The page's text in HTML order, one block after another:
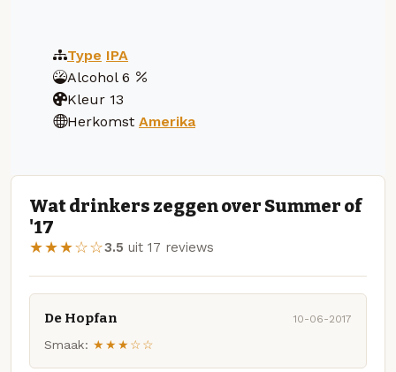
Type IPA
Alcohol 6
Kleur 13
Herkomst Amerika
Wat drinkers zeggen over Summer of
'17
★★★☆☆3.5 uit 17 reviews
De Hopfan 10-06-2017
Smaak: ★★★☆☆